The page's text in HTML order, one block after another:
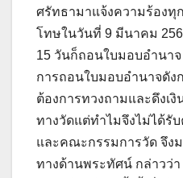
ศรัทธามาแจ้งความร้องทุ
โทษในวันที่ 9 มีนาคม
15 วันก็ถอนใบมอบอำนาจ
การถอนใบมอบอำนาจดัง
ต้องการทวงถามและดึงเ
ทางวัดแต่ทำไมจึงไม่ได้รั
และคณะกรรมการวัด จึง
ทางด้านพระทัศน์ กล่าวว่า